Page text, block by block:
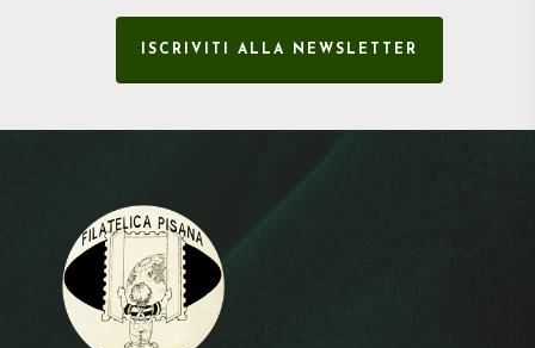
ISCRIVITI ALLA NEWSLETTER